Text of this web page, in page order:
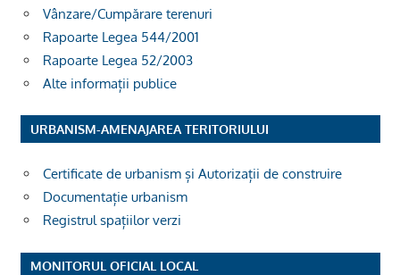
Vânzare/Cumpărare terenuri
Rapoarte Legea 544/2001
Rapoarte Legea 52/2003
Alte informații publice
URBANISM-AMENAJAREA TERITORIULUI
Certificate de urbanism și Autorizații de construire
Documentație urbanism
Registrul spațiilor verzi
MONITORUL OFICIAL LOCAL